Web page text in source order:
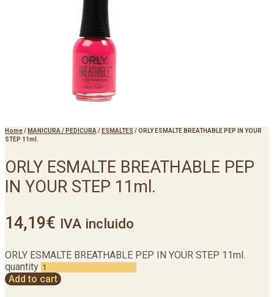
Home/ MANICURA / PEDICURA / ESMALTES /ORLY ESMALTE BREATHABLE PEP IN YOUR
STEP 11ml.
ORLY ESMALTE BREATHABLE PEP
IN YOUR STEP 11ml.
14,19€ IVA incluido
ORLY ESMALTE BREATHABLE PEP IN YOUR STEP 11ml.
quantity
Add to cart